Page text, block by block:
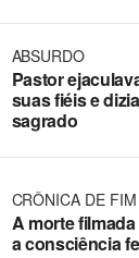
ABSURDO
Pastor
suas fiéis e
sagrado
CRÔNICA DE
A morte
a consciência